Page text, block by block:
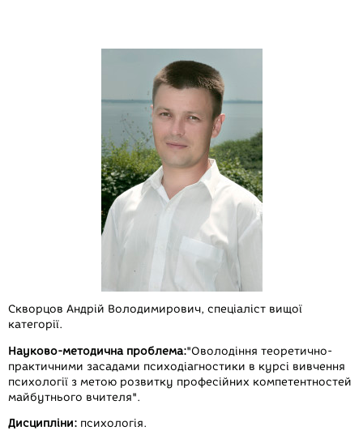
Скворцов Андрій Володимирович, спеціаліст вищої
категорії.
Науково-методична проблема:"Оволодіння теоретично-
практичними засадами психодіагностики в курсі вивчення
психології з метою розвитку професійних компетентностей
майбутнього вчителя".
Дисципліни: психологія.